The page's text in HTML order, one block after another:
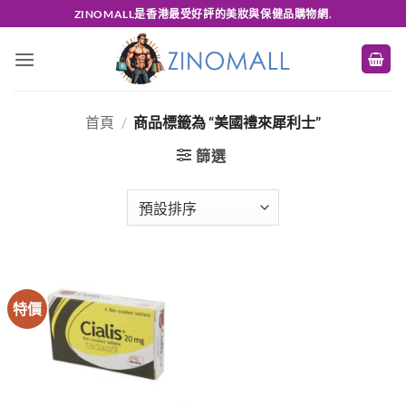
to
content
ZINOMALL是香港最受好評的美妝與保健品購物網.
首頁 / 商品標籤為 “美國禮來犀利士”
篩選
特價